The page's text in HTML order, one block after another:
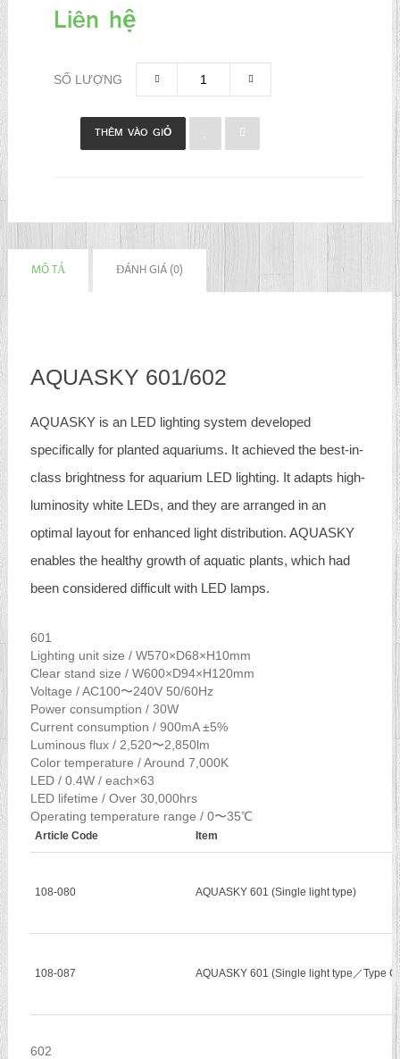
Liên hệ
SỐ LƯỢNG
THÊM VÀO GIỎ
MÔ TẢ ĐÁNH GIÁ (0)
AQUASKY 601/602
AQUASKY is an LED lighting system developed
specifically for planted aquariums. It achieved the best-in-
class brightness for aquarium LED lighting. It adapts high-
luminosity white LEDs, and they are arranged in an
optimal layout for enhanced light distribution. AQUASKY
enables the healthy growth of aquatic plants, which had
been considered difficult with LED lamps.
601
Lighting unit size / W570×D68×H10mm
Clear stand size / W600×D94×H120mm
Voltage / AC100〜240V 50/60Hz
Power consumption / 30W
Current consumption / 900mA ±5%
Luminous flux / 2,520〜2,850lm
Color temperature / Around 7,000K
LED / 0.4W / each×63
LED lifetime / Over 30,000hrs
Operating temperature range / 0〜35℃
Article Code Item
108-080 AQUASKY 601 (Single light type)
108-087 AQUASKY 601 (Single light type／Type
602